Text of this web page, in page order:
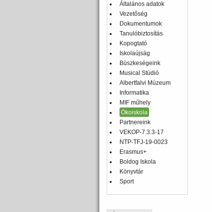
Általános adatok
Vezetőség
Dokumentumok
Tanulóbiztosítás
Kopogtató
Iskolaújság
Büszkeségeink
Musical Stúdió
Albertfalvi Múzeum
Informatika
MIF műhely
Ökoiskola
Partnereink
VEKOP-7.3.3-17
NTP-TFJ-19-0023
Erasmus+
Boldog Iskola
Könyvtár
Sport